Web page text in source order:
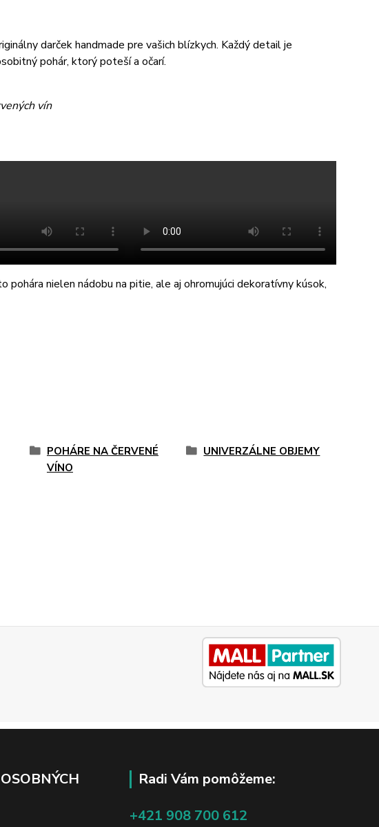
darček handmade pre vašich blízkych. Každý detail je
pohár, ktorý poteší a očarí.
vín
nielen nádobu na pitie, ale aj ohromujúci dekoratívny kúsok,
POHÁRE NA ČERVENÉ
VÍNO
UNIVERZÁLNE OBJEMY
Radi Vám pomôžeme:
+421 908 700 612